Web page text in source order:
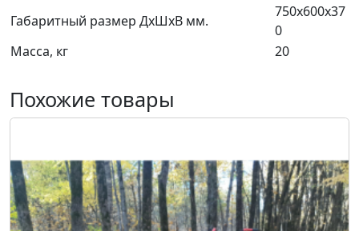
Габаритный размер ДхШхВ мм.
750х600х37
0
Масса, кг
20
Похожие товары